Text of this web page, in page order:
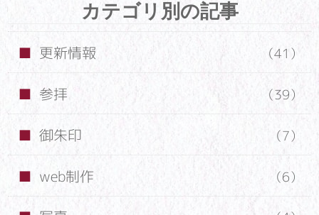
カテゴリ別の記事
更新情報 （41）
参拝 （39）
御朱印 （7）
web制作 （6）